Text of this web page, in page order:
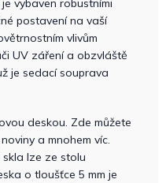
vybaven robustními
postavení na vaší
vlivům
UV záření a obzvláště
je sedací souprava
deskou. Zde můžete
a mnohem víc.
lze ze stolu
o tloušťce 5 mm je